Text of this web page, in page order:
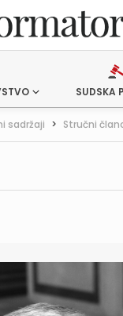
SUDSKA
sadržaji > Stručni